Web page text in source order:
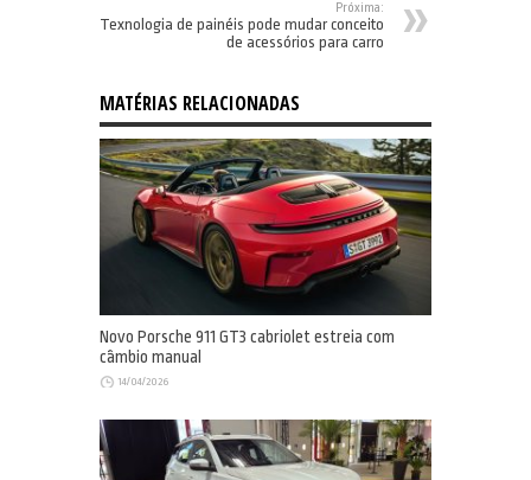
Próxima:
Texnologia de painéis pode mudar conceito
de acessórios para carro
MATÉRIAS RELACIONADAS
Novo Porsche 911 GT3 cabriolet estreia com
câmbio manual
14/04/2026